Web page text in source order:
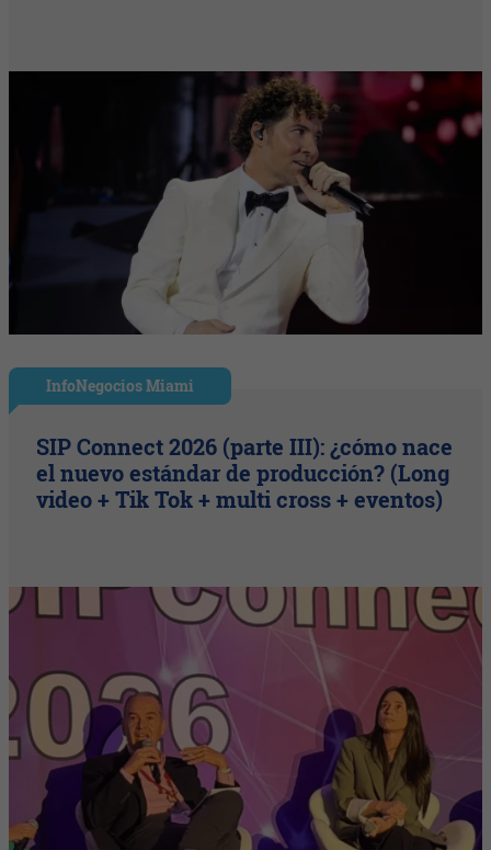
InfoNegocios Miami
SIP Connect 2026 (parte III): ¿cómo nace
el nuevo estándar de producción? (Long
video + Tik Tok + multi cross + eventos)